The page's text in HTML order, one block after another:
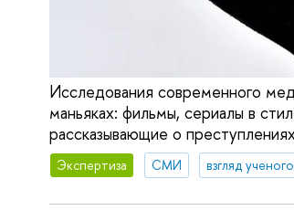
Исследования современного
маньяках: фильмы, сериалы в
рассказывающие о
Экспертиза СМИ взгляд ученого